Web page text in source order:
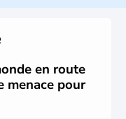
en route
menace pour